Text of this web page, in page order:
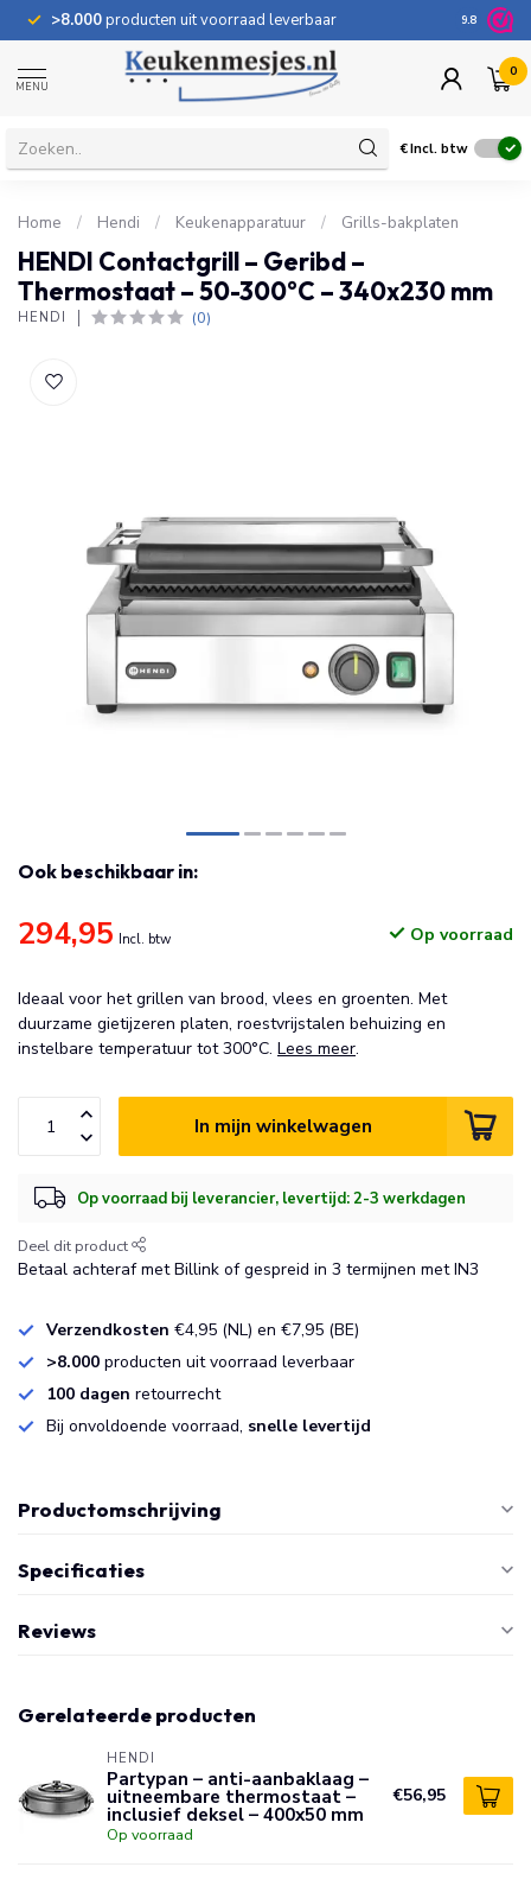
>8.000producten uit voorraad leverbaar 100
9.8
MENU
0
€Incl. btw
Home / Hendi / Keukenapparatuur / Grills-bakplaten
HENDI Contactgrill – Geribd –
Thermostaat – 50-300°C – 340x230 mm
HENDI (0)
Ook beschikbaar in:
294,95 Incl. btw Op voorraad
Ideaal voor het grillen van brood, vlees en groenten. Met
duurzame gietijzeren platen, roestvrijstalen behuizing en
instelbare temperatuur tot 300°C. Lees meer.
In mijn winkelwagen
Op voorraad bij leverancier, levertijd: 2-3 werkdagen
Deel dit product
Betaal achteraf met Billink of gespreid in 3 termijnen met IN3
Verzendkosten €4,95 (NL) en €7,95 (BE)
>8.000 producten uit voorraad leverbaar
100 dagen retourrecht
Bij onvoldoende voorraad, snelle levertijd
Productomschrijving
Specificaties
Reviews
Gerelateerde producten
HENDI
Partypan – anti-aanbaklaag –
uitneembare thermostaat –
inclusief deksel – 400x50 mm
Op voorraad
€56,95